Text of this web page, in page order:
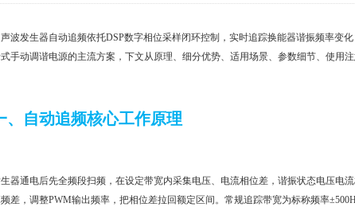
波发生器自动追频依托DSP数字相位采样闭环控制，实时追踪换能器谐振频率变
手动调谐电源的主流方案，下文从原理、细分优势、适用场景、参数细节、使用注
、自动追频核心工作原理
器通电后先全频段扫频，在设定带宽内采集电压、电流相位差，谐振状态电压电
差，调整PWM输出频率，把相位差拉回额定区间。常规追踪带宽为标称频率